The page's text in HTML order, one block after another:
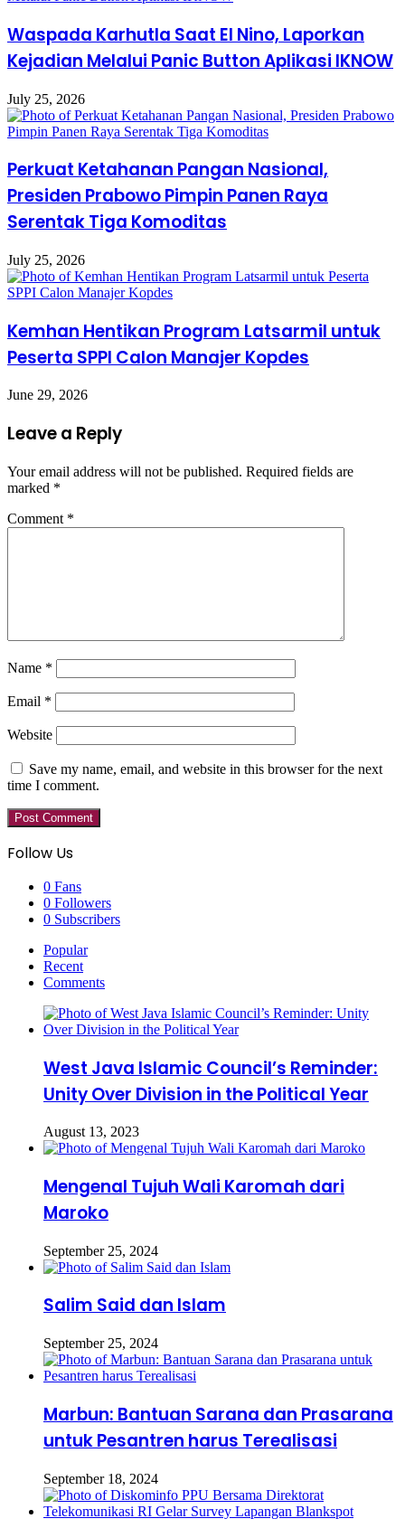
Waspada Karhutla Saat El Nino, Laporkan
Kejadian Melalui Panic Button Aplikasi IKNOW
July 25, 2026
Perkuat Ketahanan Pangan Nasional,
Presiden Prabowo Pimpin Panen Raya
Serentak Tiga Komoditas
July 25, 2026
Kemhan Hentikan Program Latsarmil untuk
Peserta SPPI Calon Manajer Kopdes
June 29, 2026
Leave a Reply
Your email address will not be published. Required fields are
marked *
Comment *
Name *
Email *
Website
Save my name, email, and website in this browser for the next
time I comment.
Follow Us
0 Fans
0 Followers
0 Subscribers
Popular
Recent
Comments
West Java Islamic Council’s Reminder:
Unity Over Division in the Political Year
August 13, 2023
Mengenal Tujuh Wali Karomah dari
Maroko
September 25, 2024
Salim Said dan Islam
September 25, 2024
Marbun: Bantuan Sarana dan Prasarana
untuk Pesantren harus Terealisasi
September 18, 2024